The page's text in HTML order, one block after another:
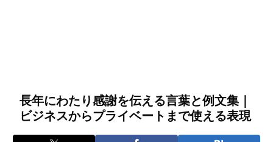
長年にわたり感謝を伝える言葉と例文集｜
ビジネスからプライベートまで使える表現